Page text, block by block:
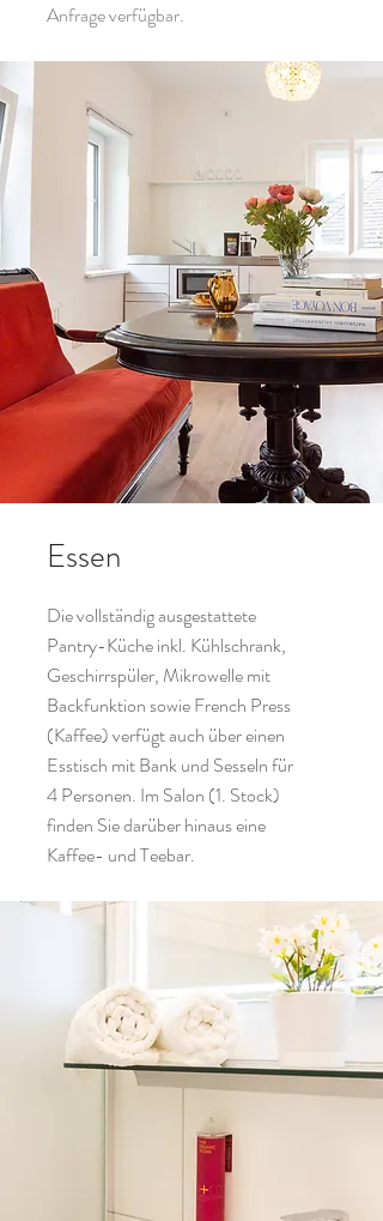
Anfrage verfügbar.
Essen
Die vollständig ausgestattete
Pantry-Küche inkl. Kühlschrank,
Geschirrspüler, Mikrowelle mit
Backfunktion sowie French Press
(Kaffee) verfügt auch über einen
Esstisch mit Bank und Sesseln für
4 Personen. Im Salon (1. Stock)
finden Sie darüber hinaus eine
Kaffee- und Teebar.